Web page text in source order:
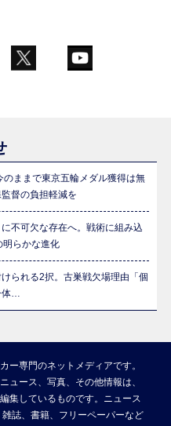
のままで東京五輪メダル獲得は無
督の負担軽減を
不可欠な存在へ。戦術に組み込
明らかな進化
られる2択。古巣戦欠場理由「個
体…
ー専門のネットメディアです。
ュース、写真、その他情報は、
集しているものです。ニュース
誌、書籍、フリーペーパーなど